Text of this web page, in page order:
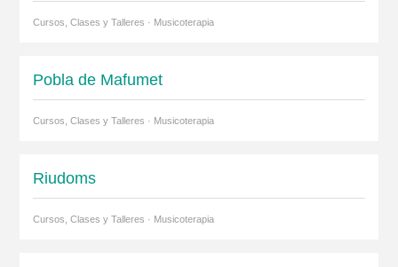
Cursos, Clases y Talleres · Musicoterapia
Pobla de Mafumet
Cursos, Clases y Talleres · Musicoterapia
Riudoms
Cursos, Clases y Talleres · Musicoterapia